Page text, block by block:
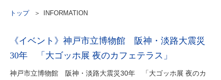
トップ INFORMATION
《イベント》神戸市立博物館 阪神・淡路大震災
30年 「大ゴッホ展 夜のカフェテラス」
神戸市立博物館 阪神・淡路大震災30年 「大ゴッホ展 夜のカ